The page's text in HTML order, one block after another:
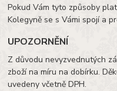
Pokud Vám tyto způsoby
Kolegyně se s Vámi spojí a
UPOZORNĚNÍ
Z důvodu nevyzvednutých
zboží na míru na dobírku.
uvedeny včetně DPH.